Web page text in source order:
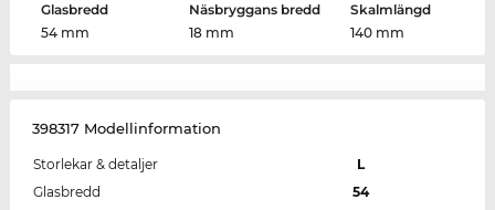
Glasbredd
54 mm
Näsbryggans bredd
18 mm
Skalmlängd
140 mm
398317 Modellinformation
Storlekar & detaljer
L
Glasbredd
54